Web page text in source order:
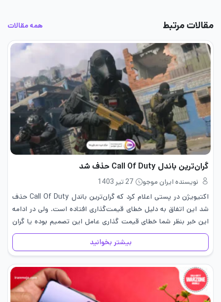
مقالات مرتبط همه مقالات
گران‌ترین باندل Call Of Duty حذف شد
نویسنده ایران موجو
27 تیر 1403
اکتیویژن در پستی اعلام کرد که گران‌ترین باندل Call Of Duty حذف
شد این اتفاق به دلیل خطای قیمت‌گذاری افتاده است. ولی در ادامه
این خبر بنظر شما خطای قیمت گذاری عامل این تصمیم بوده یا گران
فروشی و چشم پوشی…
بیشتر بخوانید